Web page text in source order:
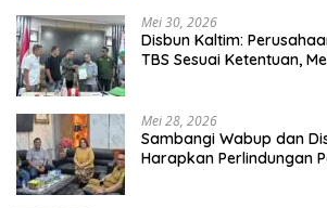
Mei 30, 2026
Disbun Kaltim:
TBS Sesuai Ketentuan,
Mei 28, 2026
Sambangi Wabup dan
Harapkan Perlindungan